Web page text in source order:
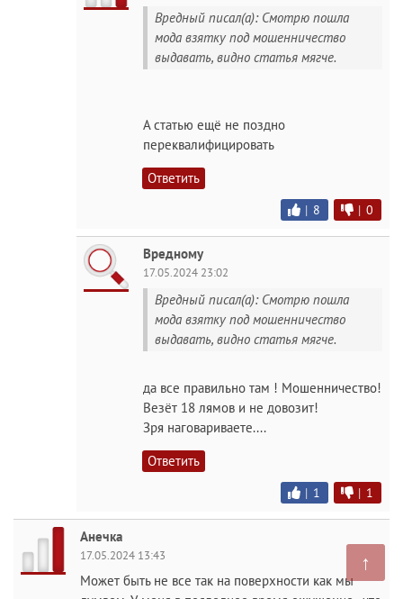
Вредный писал(а): Смотрю пошла
мода взятку под мошенничество
выдавать, видно статья мягче.
А статью ещё не поздно
переквалифицировать
Ответить
| 8 | 0
Вредному
17.05.2024 23:02
Вредный писал(а): Смотрю пошла
мода взятку под мошенничество
выдавать, видно статья мягче.
да все правильно там ! Мошенничество!
Везёт 18 лямов и не довозит!
Зря наговариваете....
Ответить
| 1 | 1
Анечка
17.05.2024 13:43
Может быть не все так на поверхности как мы
↑